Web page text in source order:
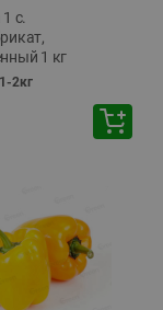
с.
1 кг
2кг